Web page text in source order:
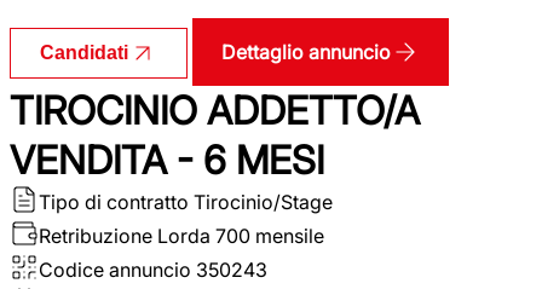
Candidati Dettaglio annuncio
TIROCINIO ADDETTO/A
VENDITA - 6 MESI
Tipo di contratto Tirocinio/Stage
Retribuzione Lorda 700 mensile
Codice annuncio 350243